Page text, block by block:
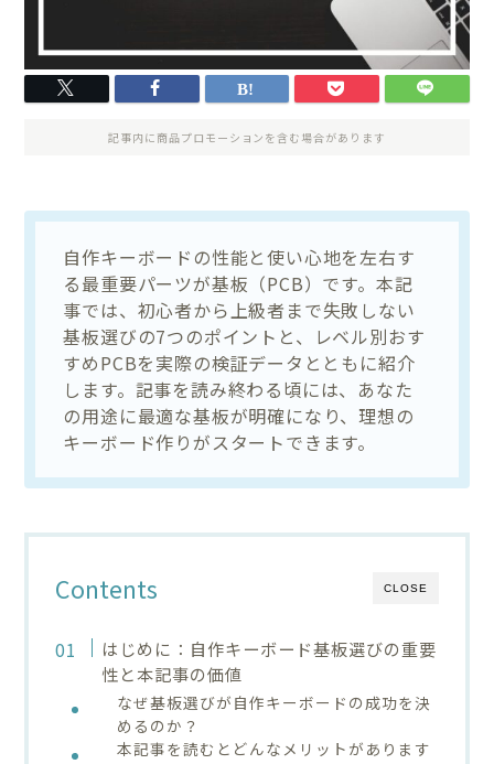
記事内に商品プロモーションを含む場合があります
自作キーボードの性能と使い心地を左右す
る最重要パーツが基板（PCB）です。本記
事では、初心者から上級者まで失敗しない
基板選びの7つのポイントと、レベル別おす
すめPCBを実際の検証データとともに紹介
します。記事を読み終わる頃には、あなた
の用途に最適な基板が明確になり、理想の
キーボード作りがスタートできます。
CLOSE
Contents
はじめに：自作キーボード基板選びの重要
性と本記事の価値
なぜ基板選びが自作キーボードの成功を決
めるのか？
本記事を読むとどんなメリットがあります